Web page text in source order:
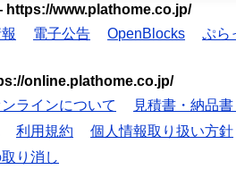
https://www.plathome.co.jp/
電子公告 OpenBlocks ぷら
online.plathome.co.jp/
ラインについて 見積書・納品
利用規約 個人情報取り扱い方針
り消し